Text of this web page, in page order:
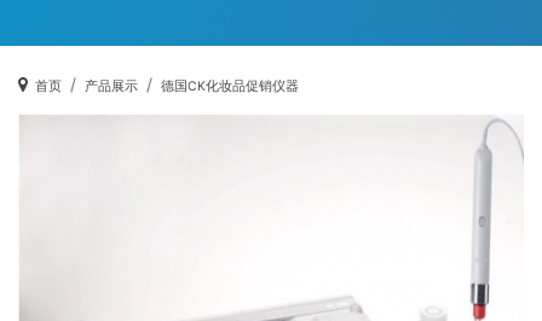
首页 产品展示 德国CK化妆品促销仪器